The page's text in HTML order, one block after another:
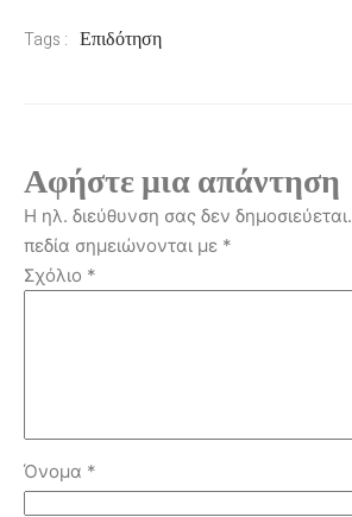
Tags : Επιδότηση
Αφήστε μια απάντηση
Η ηλ. διεύθυνση σας δεν δημοσιεύεται.
πεδία σημειώνονται με *
Σχόλιο *
Όνομα *